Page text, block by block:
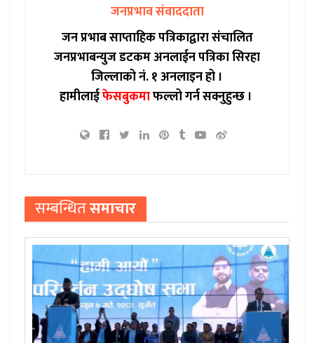
जनप्रभाव संवाददाता
जन प्रभाब साप्ताहिक पत्रिकाद्वारा संचालित
जनप्रभाबन्युज डटकम अनलाईन पत्रिका सिरहा
जिल्लाको नं. १ अनलाइन हो ।
हामीलाईफेसबुकमाफल्लो गर्न सक्नुहुन्छ ।
सम्बन्धितसमाचार